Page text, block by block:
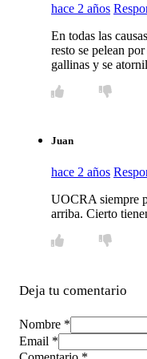
hace 2 años
En todas las
resto se pelean
gallinas y se
Juan
hace 2 años
UOCRA siempre
arriba. Cierto
Deja tu comentario
Nombre *
Email *